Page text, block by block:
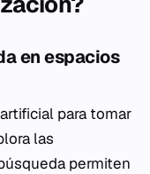
en espacios
para tomar
las
permiten